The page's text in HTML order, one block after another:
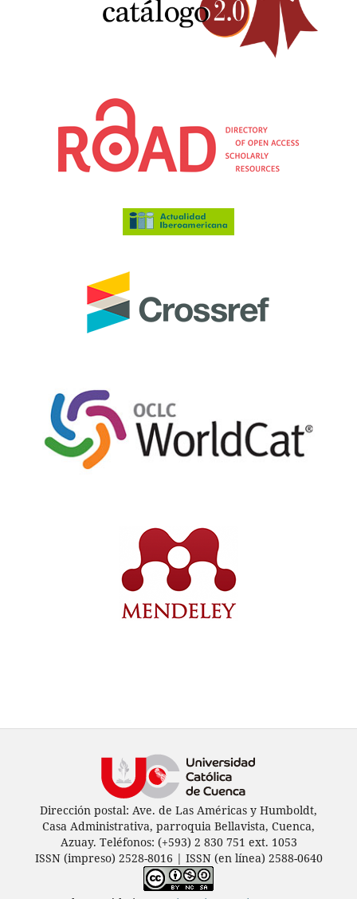
Dirección postal: Ave. de Las Américas y Humboldt,
Casa Administrativa, parroquia Bellavista, Cuenca,
Azuay. Teléfonos: (+593) 2 830 751 ext. 1053
ISSN (impreso) 2528-8016 | ISSN (en línea) 2588-0640